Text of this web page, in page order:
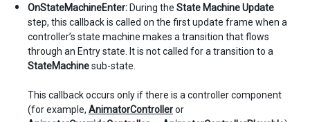
OnStateMachineEnter: During the State Machine Update
step, this callback is called on the first update frame when a
controller’s state machine makes a transition that flows
through an Entry state. It is not called for a transition to a
StateMachinesub-state.
This callback occurs only if there is a controller component
(for example, AnimatorControlleror